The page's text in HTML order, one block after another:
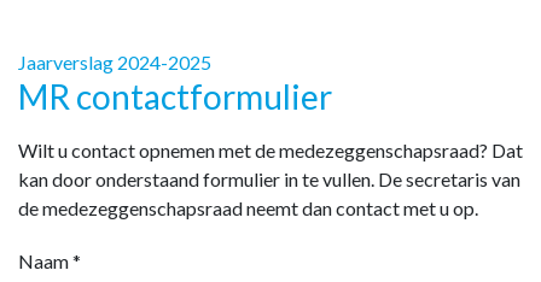
Jaarverslag 2024-2025
MR contactformulier
Wilt u contact opnemen met de medezeggenschapsraad? Dat
kan door onderstaand formulier in te vullen. De secretaris van
de medezeggenschapsraad neemt dan contact met u op.
Naam*